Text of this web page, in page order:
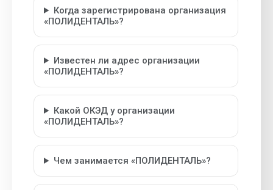
Когда зарегистрирована организация
«ПОЛИДЕНТАЛЬ»?
Известен ли адрес организации
«ПОЛИДЕНТАЛЬ»?
Какой ОКЭД у организации
«ПОЛИДЕНТАЛЬ»?
Чем занимается «ПОЛИДЕНТАЛЬ»?